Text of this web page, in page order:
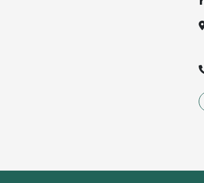
Ho gà hay còn gọi là ho đạn, là
Ho gà thường bắt đầu với các
có thể kéo dài từ một đến hai
ngày, làm cho người bệnh khó
Trẻ em và trẻ sơ sinh là những